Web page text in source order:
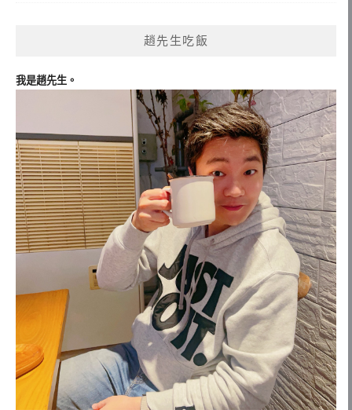
趙先生吃飯
我是趙先生。